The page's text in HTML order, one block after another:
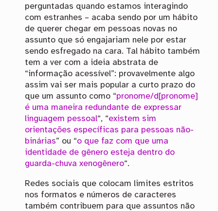
perguntadas quando estamos interagindo
com estranhes – acaba sendo por um hábito
de querer chegar em pessoas novas no
assunto que só engajariam nele por estar
sendo esfregado na cara. Tal hábito também
tem a ver com a ideia abstrata de
“informação acessível”: provavelmente algo
assim vai ser mais popular a curto prazo do
que um assunto como “pronome/d[pronome]
é uma maneira redundante de expressar
linguagem pessoal“, “existem sim
orientações específicas para pessoas não-
binárias” ou “o que faz com que uma
identidade de gênero esteja dentro do
guarda-chuva xenogênero“.
Redes sociais que colocam limites estritos
nos formatos e números de caracteres
também contribuem para que assuntos não